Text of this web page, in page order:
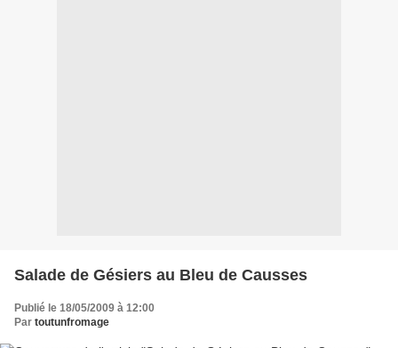
Salade de Gésiers au Bleu de Causses
Publié le 18/05/2009 à 12:00
Par toutunfromage